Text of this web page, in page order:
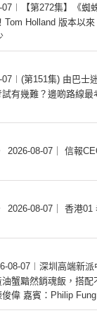
07︱【第272集】《蜘
Tom Holland 版本以
07︱(第151集) 由巴士
有幾難？邊啲路線
2026-08-07｜ 信報
2026-08-07｜ 香港
08-07︱深圳高端新
蟹黯然銷魂飯，搭配
偉 嘉賓：Philip Fung